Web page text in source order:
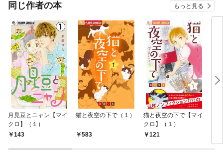
同じ作者の本 もっと見る
月見豆とニャン【マイ
クロ】（１）
143
猫と夜空の下で（１）
583
猫と夜空の下で【マイ
クロ】（１）
121